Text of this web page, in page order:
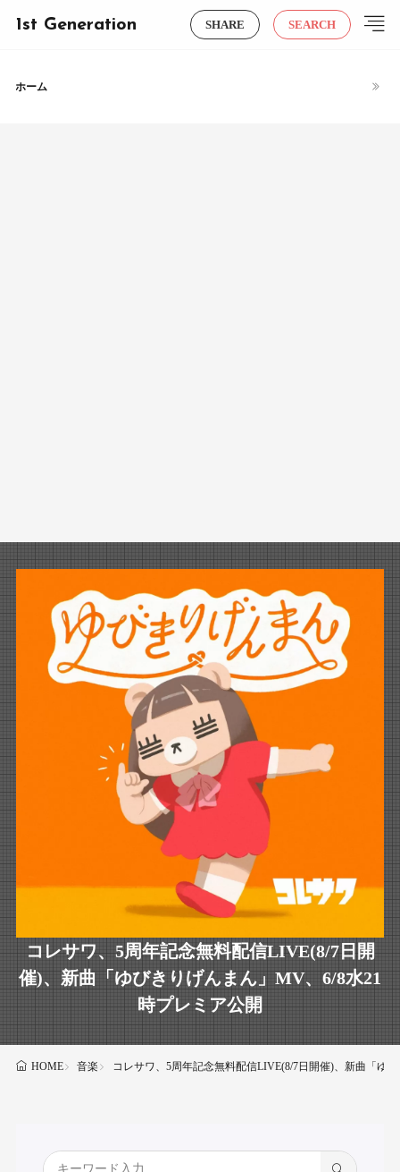
1st Generation SHARE SEARCH
ホーム
コレサワ、5周年記念無料配信LIVE(8/7日開
催)、新曲「ゆびきりげんまん」MV、6/8水21
時プレミア公開
HOME 音楽 コレサワ、5周年記念無料配信LIVE(8/7日開催)、新曲「ゆ